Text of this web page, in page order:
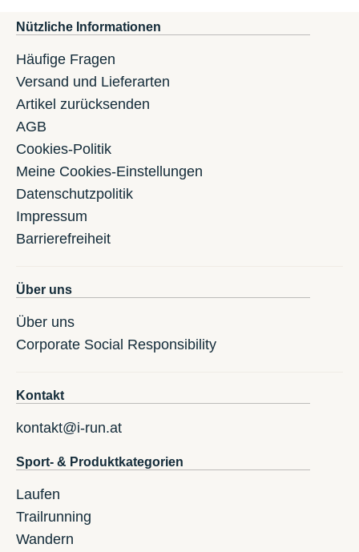
Nützliche Informationen
Häufige Fragen
Versand und Lieferarten
Artikel zurücksenden
AGB
Cookies-Politik
Meine Cookies-Einstellungen
Datenschutzpolitik
Impressum
Barrierefreiheit
Über uns
Über uns
Corporate Social Responsibility
Kontakt
kontakt@i-run.at
Sport- & Produktkategorien
Laufen
Trailrunning
Wandern